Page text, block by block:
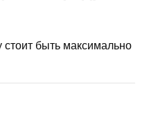
стоит быть максимально